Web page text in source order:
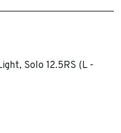
Solo 12.5RS (L -